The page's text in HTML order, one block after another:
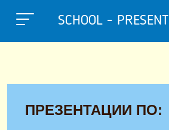
SCHOOL - PRESENT
ПРЕЗЕНТАЦИИ ПО: